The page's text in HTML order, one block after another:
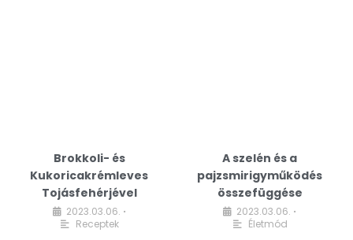
Brokkoli- és
Kukoricakrémleves
Tojásfehérjével
2023.03.06. •
Receptek
A szelén és a
pajzsmirigyműködés
összefüggése
2023.03.06. •
Életmód